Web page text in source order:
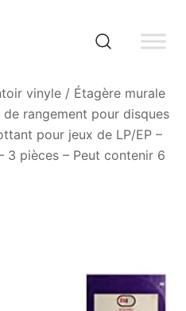
vinyle / Étagère murale
rangement pour disques
pour jeux de LP/EP –
3 pièces – Peut contenir 6